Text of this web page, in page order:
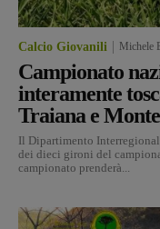
Calcio Giovanili Michele
Campionato
interamente
Traiana e
Il Dipartimento
dei dieci gironi del
campionato prenderà...